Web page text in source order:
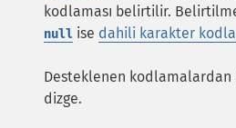
kodlaması belirtilir.
null ise dahili karakter
Desteklenen
dizge.